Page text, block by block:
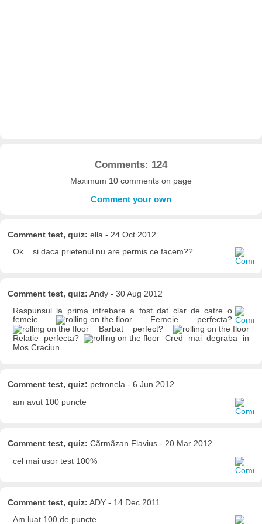
Comments: 124
Maximum 10 comments on page
Comment your own
Comment test, quiz: ella - 24 Oct 2012
Ok... si daca prietenul nu are permis ce facem??
Comment test, quiz: Andy - 30 Aug 2012
Raspunsul la prima intrebare a fost dat clar de catre o
femeie
Femeie perfecta?
Barbat perfect?
Relatie perfecta?
Cred mai degraba in
Mos Craciun...
Comment test, quiz: petronela - 6 Jun 2012
am avut 100 puncte
Comment test, quiz: Cãrmãzan Flavius - 20 Mar 2012
cel mai usor test 100%
Comment test, quiz: ADY - 14 Dec 2011
Am luat 100 de puncte